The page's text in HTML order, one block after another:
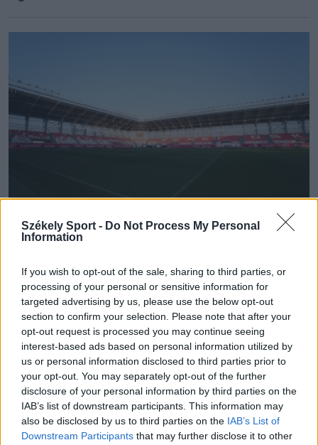
Székely Sport - Do Not Process My Personal
Information
If you wish to opt-out of the sale, sharing to third parties, or
processing of your personal or sensitive information for
targeted advertising by us, please use the below opt-out
section to confirm your selection. Please note that after your
opt-out request is processed you may continue seeing
interest-based ads based on personal information utilized by
us or personal information disclosed to third parties prior to
your opt-out. You may separately opt-out of the further
disclosure of your personal information by third parties on the
IAB’s list of downstream participants. This information may
also be disclosed by us to third parties on the IAB’s List of
Downstream Participants that may further disclose it to other
Feljut vagy osztályozóra kényszerül a
Sepsi OSK – élőben az utolsó forduló
Zárul a labdarúgó 2. Liga felsőházi rájátszása. Egy
időpontban rendezik a 10. forduló meccseit. Nyitott
kérdés, hogy a Vajdahunyad mögött melyik csapat jut
fel egyenes ágon a Szuperligába, illetve ki kényszerül
osztályozóra.